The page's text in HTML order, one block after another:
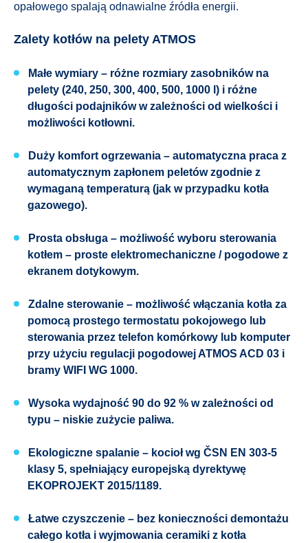
opałowego spalają odnawialne źródła energii.
Zalety kotłów na pelety ATMOS
Małe wymiary – różne rozmiary zasobników na
pelety (240, 250, 300, 400, 500, 1000 l) i różne
długości podajników w zależności od wielkości i
możliwości kotłowni.
Duży komfort ogrzewania – automatyczna praca z
automatycznym zapłonem peletów zgodnie z
wymaganą temperaturą (jak w przypadku kotła
gazowego).
Prosta obsługa – możliwość wyboru sterowania
kotłem – proste elektromechaniczne / pogodowe z
ekranem dotykowym.
Zdalne sterowanie – możliwość włączania kotła za
pomocą prostego termostatu pokojowego lub
sterowania przez telefon komórkowy lub komputer
przy użyciu regulacji pogodowej ATMOS ACD 03 i
bramy WIFI WG 1000.
Wysoka wydajność 90 do 92 % w zależności od
typu – niskie zużycie paliwa.
Ekologiczne spalanie – kocioł wg ČSN EN 303-5
klasy 5, spełniający europejską dyrektywę
EKOPROJEKT 2015/1189.
Łatwe czyszczenie – bez konieczności demontażu
całego kotła i wyjmowania ceramiki z kotła